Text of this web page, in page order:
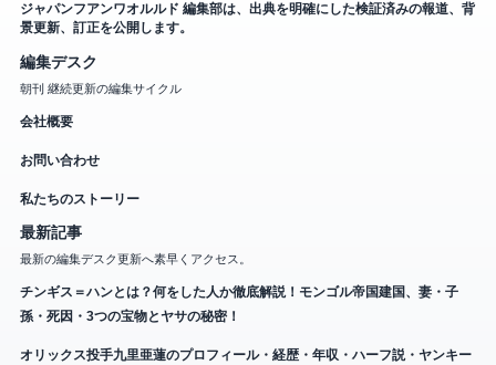
ジャパンフアンワオルルド 編集部は、出典を明確にした検証済みの報道、背
景更新、訂正を公開します。
編集デスク
朝刊 継続更新の編集サイクル
会社概要
お問い合わせ
私たちのストーリー
最新記事
最新の編集デスク更新へ素早くアクセス。
チンギス＝ハンとは？何をした人か徹底解説！モンゴル帝国建国、妻・子
孫・死因・3つの宝物とヤサの秘密！
オリックス投手九里亜蓮のプロフィール・経歴・年収・ハーフ説・ヤンキー